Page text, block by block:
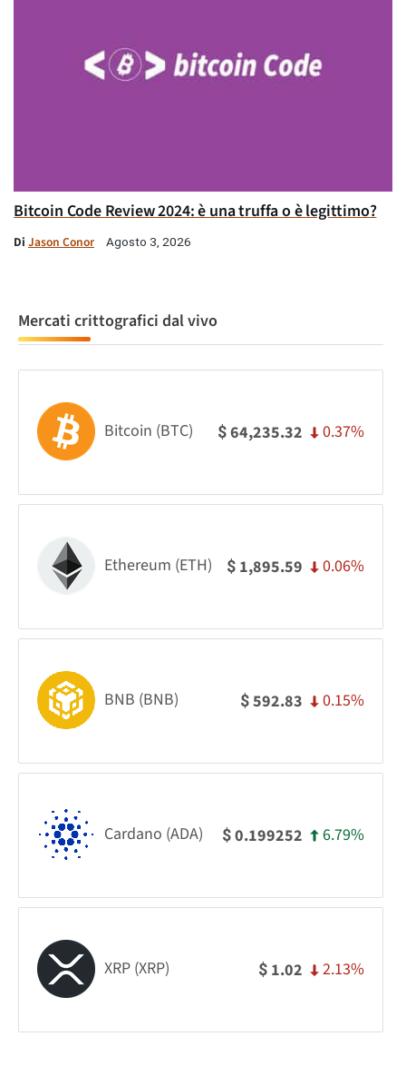
Bitcoin Code Review 2024: è una truffa o è legittimo?
Di Jason Conor Agosto 3, 2026
Mercati crittografici dal vivo
Bitcoin (BTC) $64,235.32 0.37%
Ethereum (ETH) $ 1,895.59 0.06%
BNB (BNB) $592.83 0.15%
Cardano (ADA) $0.199252 6.79%
XRP (XRP) $ 1.02 2.13%